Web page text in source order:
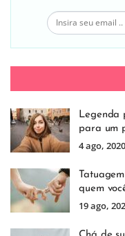
Legenda
para um
4 ago,
quem
19 ago,